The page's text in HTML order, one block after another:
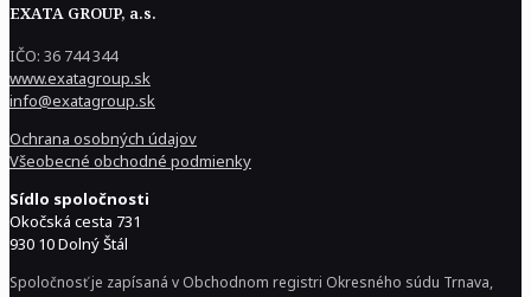
EXATA GROUP, a.s.
IČO: 36 744 344
www.exatagroup.sk
info@exatagroup.sk
Ochrana osobných údajov
Všeobecné obchodné podmienky
Sídlo spoločnosti
Okočská cesta 731
930 10 Dolný Štál
Spoločnosť je zapísaná v Obchodnom registri Okresného súdu Trnava,